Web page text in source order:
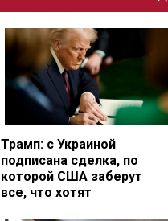
Трамп: с Украиной
подписана сделка, по
которой США заберут
все, что хотят